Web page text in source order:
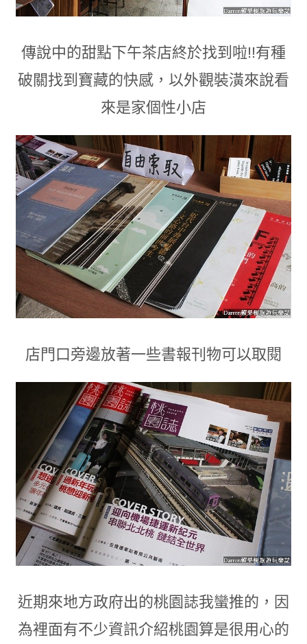
傳說中的甜點下午茶店終於找到啦!!有種
破關找到寶藏的快感，以外觀裝潢來說看
來是家個性小店
店門口旁邊放著一些書報刊物可以取閱
近期來地方政府出的桃園誌我蠻推的 ， 因
為裡面有不少資訊介紹桃園算是很用心的